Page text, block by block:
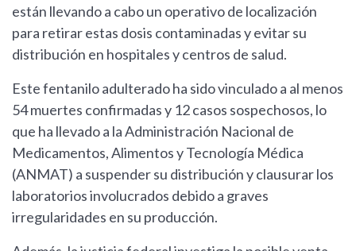
están llevando a cabo un operativo de localización
para retirar estas dosis contaminadas y evitar su
distribución en hospitales y centros de salud.
Este fentanilo adulterado ha sido vinculado a al menos
54 muertes confirmadas y 12 casos sospechosos, lo
que ha llevado a la Administración Nacional de
Medicamentos, Alimentos y Tecnología Médica
(ANMAT) a suspender su distribución y clausurar los
laboratorios involucrados debido a graves
irregularidades en su producción.